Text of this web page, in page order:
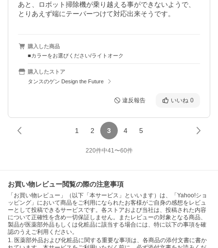
あと、ロボット掃除機が乗り越える事ができないようで、
とりあえず端にテーパーつけて対応出来そうです。
購入した商品
■カラーをお選びください/ライトオーク
購入したストア
タンスのゲン Design the Future
違反報告 いいね 0
1 2 3 4 5
220件中41〜60件
お買い物レビュー閲覧の際の注意事項
「お買い物レビュー」（以下「本サービス」といいます）は、「Yahoo!ショ
ッピング」において商品をご利用になられたお客様がご自身の感想をレビュ
ーとして投稿できるサービスです。各ストアおよび当社は、投稿された内容
について正確性を含め一切保証しません。またレビューの対象となる商品、
製品が医薬部外品もしくは化粧品に該当する場合には、特に以下の事項を確
認のうえご利用ください。
1. 医薬部外品および化粧品に関する重要な事項は、各商品の添付文書に書か